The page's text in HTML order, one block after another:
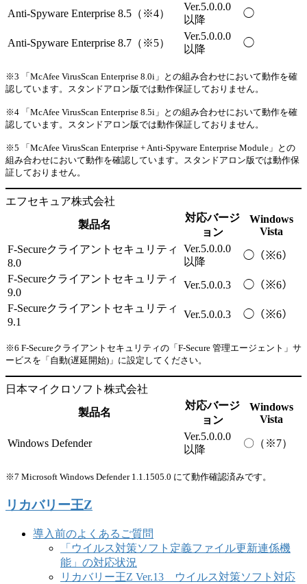
Anti-Spyware Enterprise 8.5（※4）
Ver.5.0.0.0
以降
◯
Anti-Spyware Enterprise 8.7（※5）
Ver.5.0.0.0
以降
◯
※3 「McAfee VirusScan Enterprise 8.0i」との組み合わせにおいて動作を確
認しています。スタンドアロン版では動作保証しておりません。
※4 「McAfee VirusScan Enterprise 8.5i」との組み合わせにおいて動作を確
認しています。スタンドアロン版では動作保証しておりません。
※5 「McAfee VirusScan Enterprise + Anti-Spyware Enterprise Module」との
組み合わせにおいて動作を確認しています。スタンドアロン版では動作保
証しておりません。
エフセキュア株式会社
製品名
対応バージ
ョン
Windows
Vista
F-Secureクライアントセキュリティ
8.0
Ver.5.0.0.0
以降
◯（※6）
F-Secureクライアントセキュリティ
9.0
Ver.5.0.0.3
◯（※6）
F-Secureクライアントセキュリティ
9.1
Ver.5.0.0.3 ◯（※6）
※6 F-Secureクライアントセキュリティの「F-Secure 管理エージェント」サ
ービスを「自動(遅延開始)」に設定してください。
日本マイクロソフト株式会社
製品名
対応バージ
ョン
Windows
Vista
Windows Defender
Ver.5.0.0.0
以降
〇（※7）
※7 Microsoft Windows Defender 1.1.1505.0 にて動作確認済みです。
リカバリー王Z
導入前のよくあるご質問
「ウイルス対策ソフト定義ファイル更新連係機
能」の対応状況
リカバリー王Z Ver.13 ウイルス対策ソフト対応